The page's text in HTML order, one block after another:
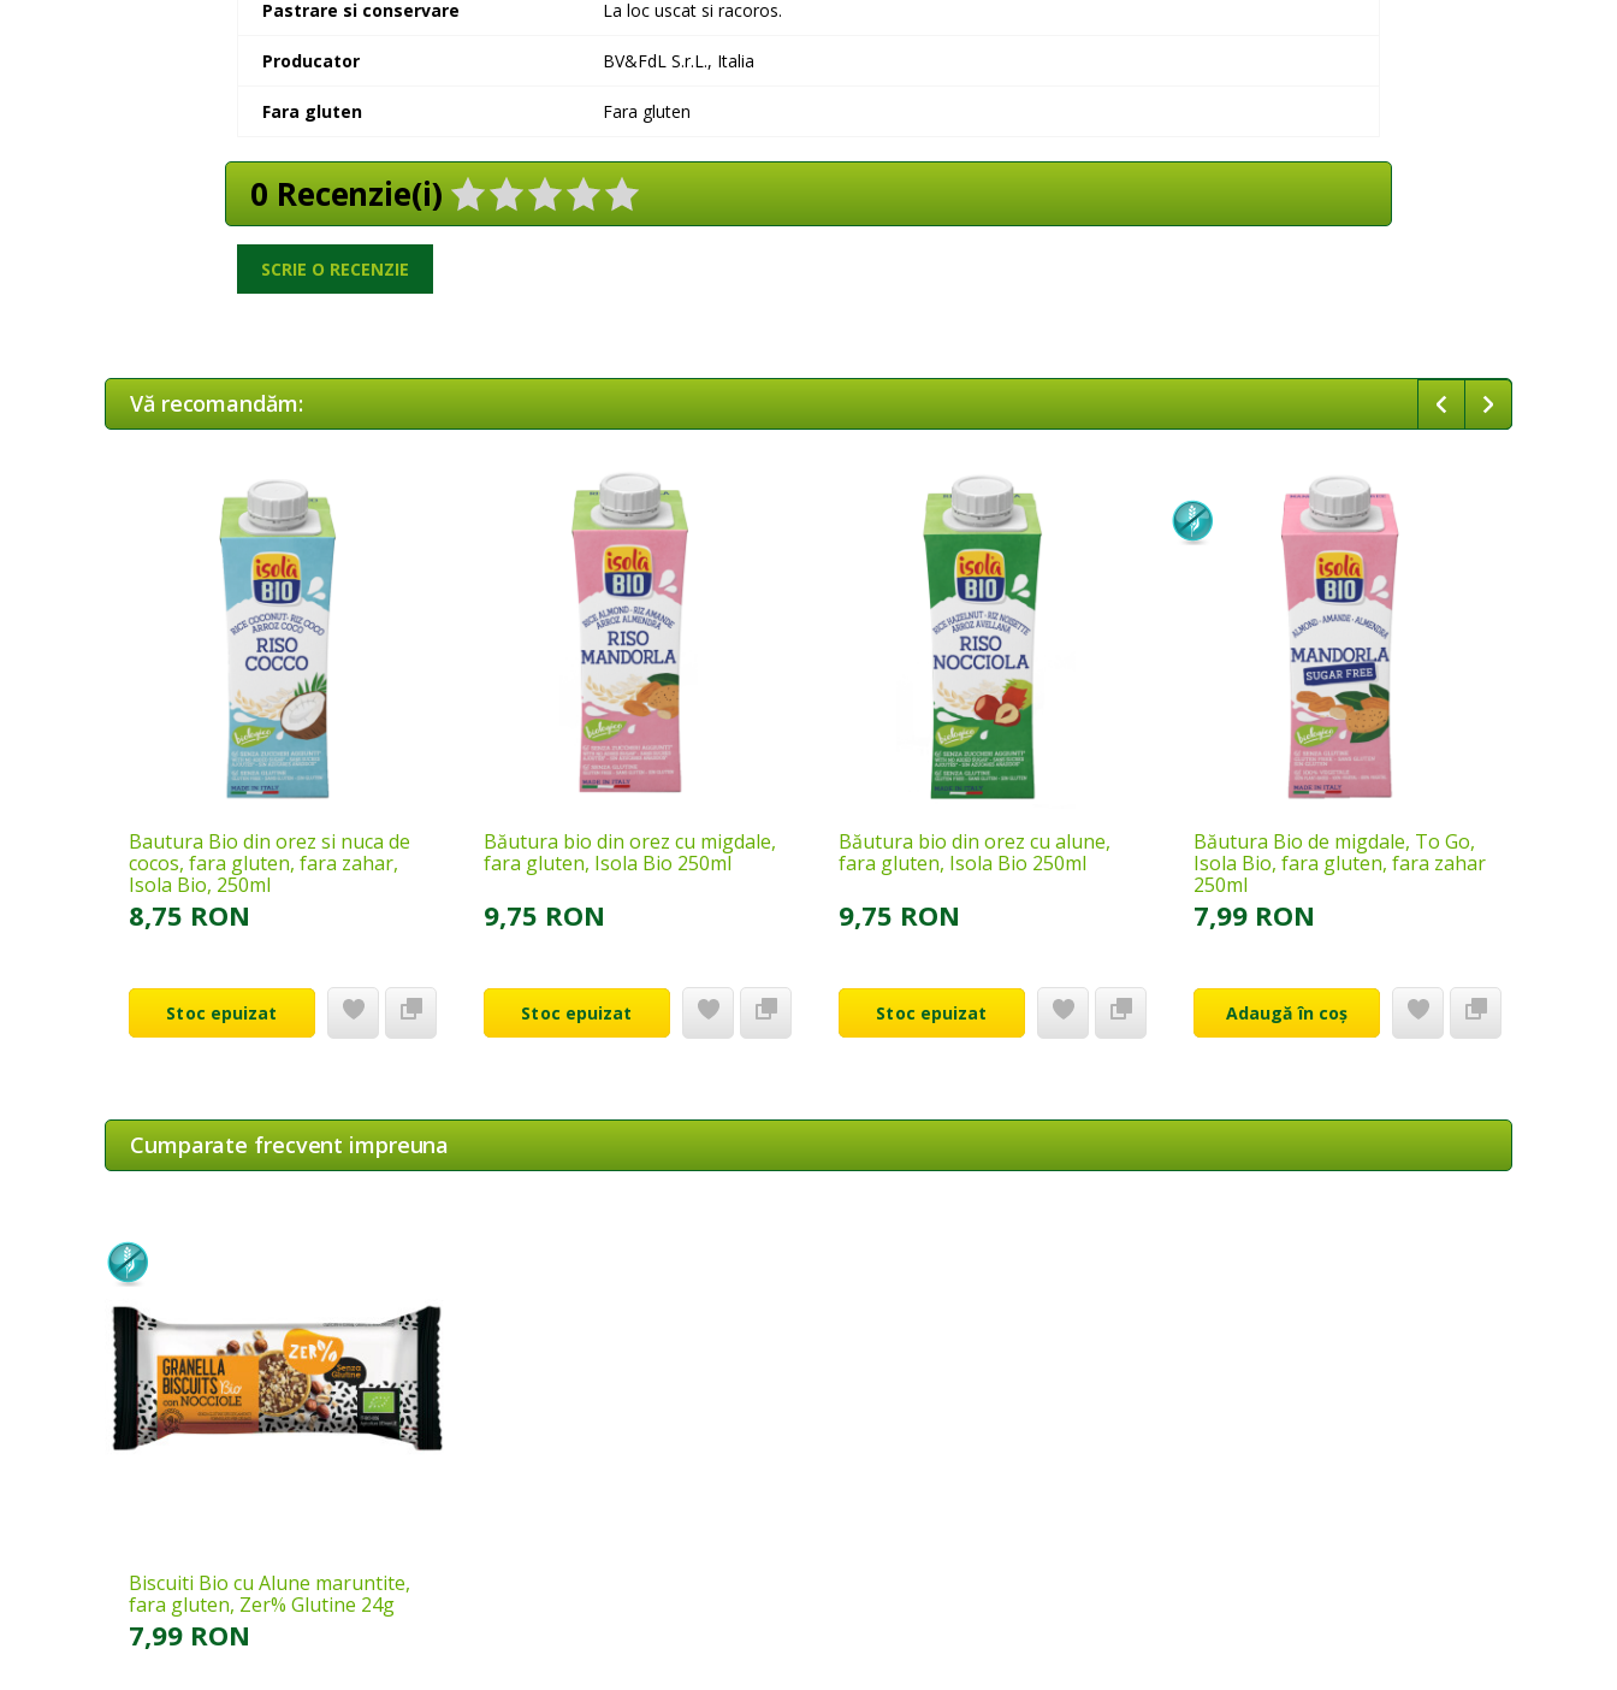
Pastrare si conservare La loc uscat si racoros.
Producator BV&FdL S.r.L., Italia
Fara gluten Fara gluten
0 Recenzie(i)
SCRIE O RECENZIE
Vă recomandăm:
Bautura Bio din orez si nuca de
cocos, fara gluten, fara zahar,
Isola Bio, 250ml
8,75 RON
Stoc epuizat
Băutura bio din orez cu migdale,
fara gluten, Isola Bio 250ml
9,75 RON
Stoc epuizat
Băutura bio din orez cu alune,
fara gluten, Isola Bio 250ml
9,75 RON
Stoc epuizat
Băutura Bio de migdale, To Go,
Isola Bio, fara gluten, fara zahar
250ml
7,99 RON
Adaugă în coș
Cumparate frecvent impreuna
Biscuiti Bio cu Alune maruntite,
fara gluten, Zer% Glutine 24g
7,99 RON